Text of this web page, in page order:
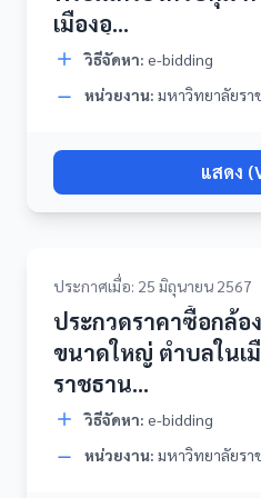
เมืองอุ...
วิธีจัดหา: e-bidding
หน่วยงาน: มหาวิทยาลัยร
แสดง
ประกาศเมื่อ: 25 มิถุนายน 2567
ประกวดราคาซื้อกล้
ขนาดใหญ่ ตำบลในเ
ราชธาน...
วิธีจัดหา: e-bidding
หน่วยงาน: มหาวิทยาลัยร